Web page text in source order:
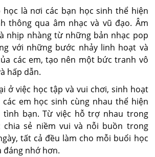
học là nơi các bạn học sinh thể hiện
thông qua âm nhạc và vũ đạo. Âm
nhịp nhàng từ những bản nhạc pop
với những bước nhảy linh hoạt và
các em, tạo nên một bức tranh vô
hấp dẫn.
ở việc học tập và vui chơi, sinh hoạt
em học sinh cùng nhau thể hiện
tình bạn. Từ việc hỗ trợ nhau trong
chia sẻ niềm vui và nỗi buồn trong
tất cả đều làm cho mỗi buổi học
đáng nhớ hơn.